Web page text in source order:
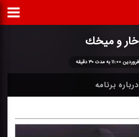
خار و میخك
درباره برنامه